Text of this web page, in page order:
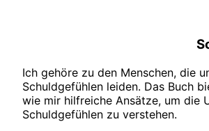
Ich gehöre zu den Menschen, die
Schuldgefühlen leiden. Das Buch
wie mir hilfreiche Ansätze, um die
Schuldgefühlen zu verstehen.